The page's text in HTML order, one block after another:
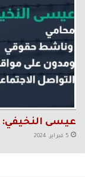
عيسى
5 فبراير، 2024